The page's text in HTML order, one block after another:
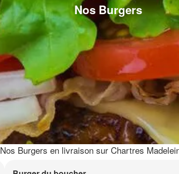
Nos Burgers
Nos Burgers en livraison sur Chartres